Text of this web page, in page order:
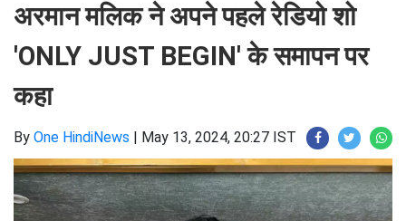
अरमान मलिक ने अपने पहले रेडियो शो
'ONLY JUST BEGIN' के समापन पर
कहा
By One HindiNews | May 13, 2024, 20:27 IST